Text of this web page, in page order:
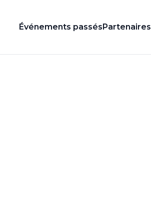
Événements passésPartenaires